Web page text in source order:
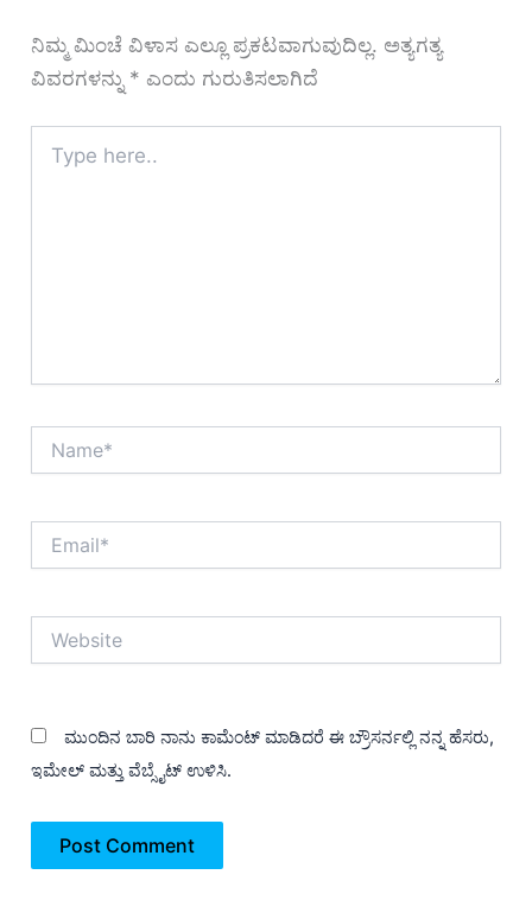
ನಿಮ್ಮ ಮಿಂಚೆ ವಿಳಾಸ ಎಲ್ಲೂ ಪ್ರಕಟವಾಗುವುದಿಲ್ಲ. ಅತ್ಯಗತ್ಯ
ವಿವರಗಳನ್ನು * ಎಂದು ಗುರುತಿಸಲಾಗಿದೆ
here..
ಮುಂದಿನ ಬಾರಿ ನಾನು ಕಾಮೆಂಟ್ ಮಾಡಿದರೆ ಈ ಬ್ರೌಸರ್ನಲ್ಲಿ ನನ್ನ ಹೆಸರು,
ಇಮೇಲ್ ಮತ್ತು ವೆಬ್ಸೈಟ್ ಉಳಿಸಿ.